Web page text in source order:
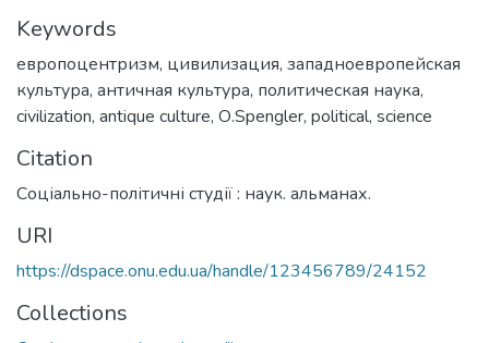
Keywords
европоцентризм, цивилизация, западноевропейская
культура, античная культура, политическая наука,
civilization, antique culture, О.Spengler, political, science
Citation
Соціально-політичні студії : наук. альманах.
URI
https://dspace.onu.edu.ua/handle/123456789/24152
Collections